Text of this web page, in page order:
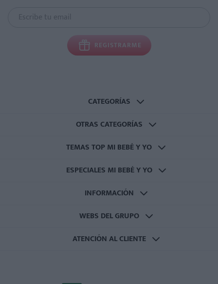
REGISTRARME
CATEGORÍAS
OTRAS CATEGORÍAS
TEMAS TOP MI BEBÉ Y YO
ESPECIALES MI BEBÉ Y YO
INFORMACIÓN
WEBS DEL GRUPO
ATENCIÓN AL CLIENTE